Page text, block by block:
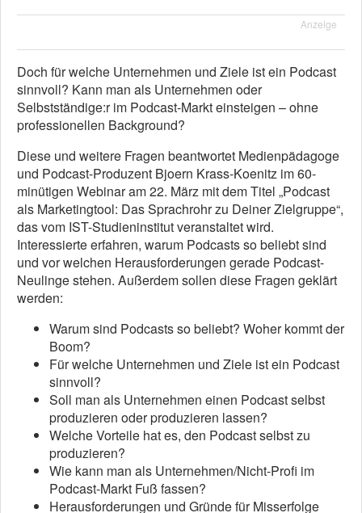
Anzeige
Doch für welche Unternehmen und Ziele ist ein Podcast
sinnvoll? Kann man als Unternehmen oder
Selbstständige:r im Podcast-Markt einsteigen – ohne
professionellen Background?
Diese und weitere Fragen beantwortet Medienpädagoge
und Podcast-Produzent Bjoern Krass-Koenitz im 60-
minütigen Webinar am 22. März mit dem Titel „Podcast
als Marketingtool: Das Sprachrohr zu Deiner Zielgruppe“,
das vom IST-Studieninstitut veranstaltet wird.
Interessierte erfahren, warum Podcasts so beliebt sind
und vor welchen Herausforderungen gerade Podcast-
Neulinge stehen. Außerdem sollen diese Fragen geklärt
werden:
Warum sind Podcasts so beliebt? Woher kommt der
Boom?
Für welche Unternehmen und Ziele ist ein Podcast
sinnvoll?
Soll man als Unternehmen einen Podcast selbst
produzieren oder produzieren lassen?
Welche Vorteile hat es, den Podcast selbst zu
produzieren?
Wie kann man als Unternehmen/Nicht-Profi im
Podcast-Markt Fuß fassen?
Herausforderungen und Gründe für Misserfolge